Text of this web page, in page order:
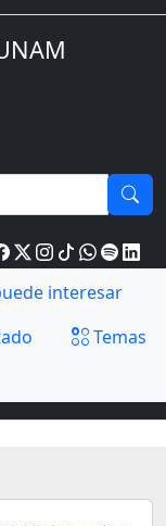
interesar
Temas